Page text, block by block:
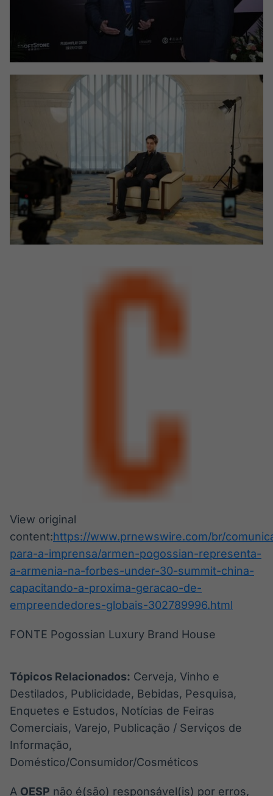
View original
content:https://www.prnewswire.com/br/
para-a-imprensa/armen-pogossian-representa-
a-armenia-na-forbes-under-30-summit-china-
capacitando-a-proxima-geracao-de-
empreendedores-globais-302789996.html
FONTE Pogossian Luxury Brand House
Tópicos Relacionados: Cerveja, Vinho e
Destilados, Publicidade, Bebidas, Pesquisa,
Enquetes e Estudos, Notícias de Feiras
Comerciais, Varejo, Publicação / Serviços de
Informação,
Doméstico/Consumidor/Cosméticos
A OESP não é(são) responsável(is) por erros,